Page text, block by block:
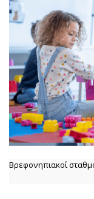
Βρεφονηπιακοί